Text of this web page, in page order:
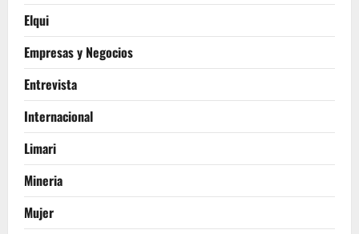
Elqui
Empresas y Negocios
Entrevista
Internacional
Limari
Mineria
Mujer